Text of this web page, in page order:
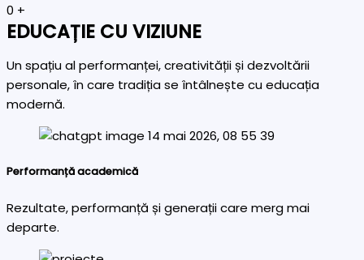
0 +
EDUCAȚIE CU VIZIUNE
Un spațiu al performanței, creativității și dezvoltării
personale, în care tradiția se întâlnește cu educația
modernă.
Performanță academică
Rezultate, performanță și generații care merg mai
departe.